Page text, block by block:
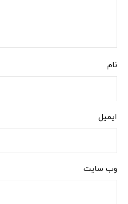
نام
ایمیل
وب‌ سایت